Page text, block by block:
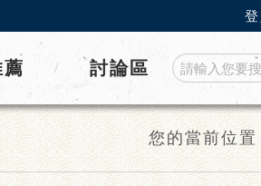
登
薦 / 討論區
您的當前位置